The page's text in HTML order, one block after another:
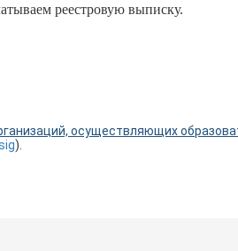
реестровую выписку.
осуществляющих
).